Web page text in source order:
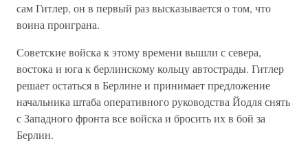
сам Гитлер, он в первый раз высказывается о том, что
воина проиграна.
Советские войска к этому времени вышли с севера,
востока и юга к берлинскому кольцу автострады. Гитлер
решает остаться в Берлине и принимает предложение
начальника штаба оперативного руководства Йодля снять
с Западного фронта все войска и бросить их в бой за
Берлин.